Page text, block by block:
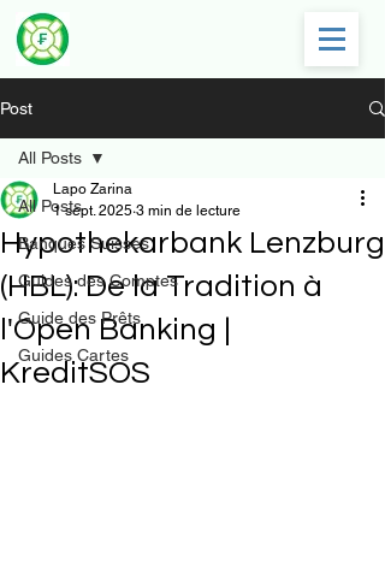
Post
All Posts
Banques Suisses
Guides des Comptes
Guide des Prêts
Guides Cartes
All Posts
Hypothekarbank Lenzburg
(HBL): De la Tradition à
l'Open Banking |
KreditSOS
Lapo Zarina
1 sept. 2025 3 min de lecture